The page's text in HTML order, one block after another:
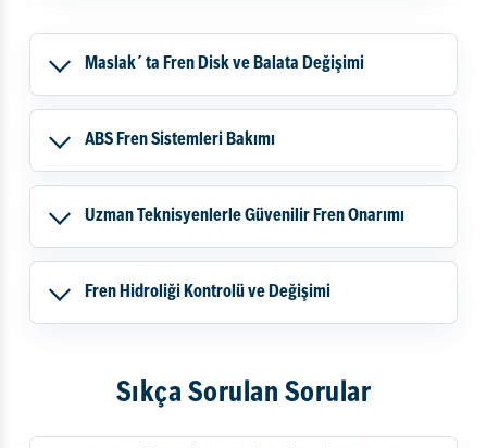
Maslak´ ta Fren Disk ve Balata Değişimi
ABS Fren Sistemleri Bakımı
Uzman Teknisyenlerle Güvenilir Fren Onarımı
Fren Hidroliği Kontrolü ve Değişimi
Sıkça Sorulan Sorular